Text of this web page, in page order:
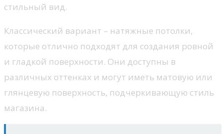
стильный вид.
Классический вариант – натяжные потолки,
которые отлично подходят для создания ровной
и гладкой поверхности. Они доступны в
различных оттенках и могут иметь матовую или
глянцевую поверхность, подчеркивающую стиль
магазина.